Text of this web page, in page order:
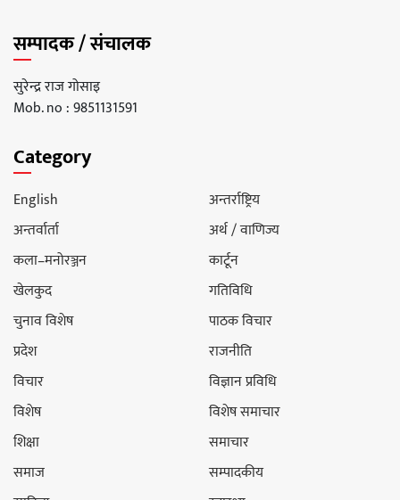
सम्पादक / संचालक
सुरेन्द्र राज गोसाइ
Mob. no : 9851131591
Category
English
अन्तर्राष्ट्रिय
अन्तर्वार्ता
अर्थ / वाणिज्य
कला–मनोरञ्जन
कार्टून
खेलकुद
गतिविधि
चुनाव विशेष
पाठक विचार
प्रदेश
राजनीति
विचार
विज्ञान प्रविधि
विशेष
विशेष समाचार
शिक्षा
समाचार
समाज
सम्पादकीय